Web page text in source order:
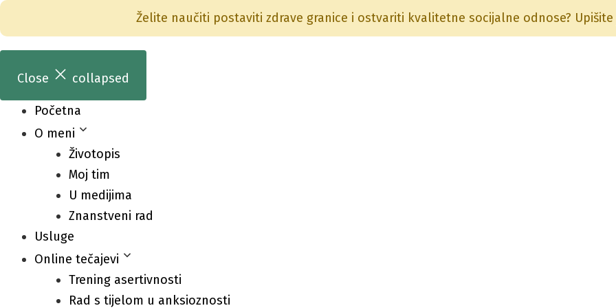
Želite naučiti postaviti zdrave granice i ostvariti kvalitetne socijalne odnose? Upišite
content
Close collapsed
Početna
O meni
Životopis
Moj tim
U medijima
Znanstveni rad
Usluge
Online tečajevi
Trening asertivnosti
Rad s tijelom u anksioznosti